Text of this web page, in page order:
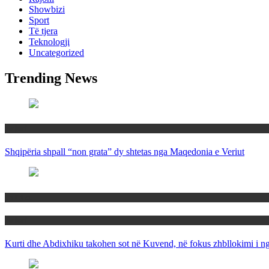
Showbizi
Sport
Të tjera
Teknologji
Uncategorized
Trending News
Shqipëria shpall “non grata” dy shtetas nga Maqedonia e Veriut
Kurti dhe Abdixhiku takohen sot në Kuvend, në fokus zhbllokimi i